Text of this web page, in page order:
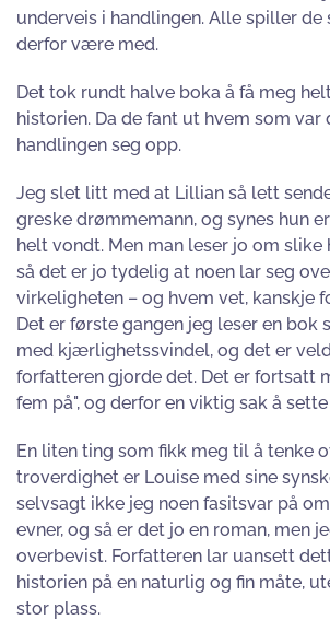
underveis i handlingen. Alle spiller de
derfor være med.
Det tok rundt halve boka å få meg
historien. Da de fant ut hvem som var
handlingen seg opp.
Jeg slet litt med at Lillian så lett
greske drømmemann, og synes hun
helt vondt. Men man leser jo om slike
så det er jo tydelig at noen lar seg
virkeligheten – og hvem vet, kanskje
Det er første gangen jeg leser en bok
med kjærlighetssvindel, og det er
forfatteren gjorde det. Det er fortsatt
fem på", og derfor en viktig sak å
En liten ting som fikk meg til å tenke
troverdighet er Louise med sine
selvsagt ikke jeg noen fasitsvar på
evner, og så er det jo en roman, men
overbevist. Forfatteren lar uansett
historien på en naturlig og fin måte,
stor plass.